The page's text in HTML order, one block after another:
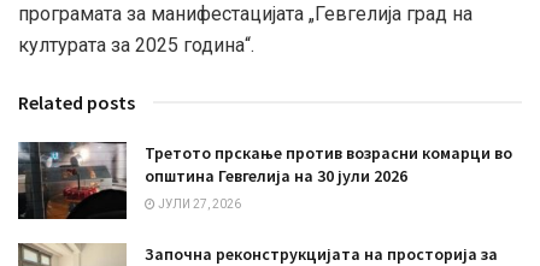
програмата за манифестацијата „Гевгелија град на
културата за 2025 година“.
Related posts
Третото прскање против возрасни комарци во
општина Гевгелија на 30 јули 2026
ЈУЛИ 27, 2026
Започна реконструкцијата на просторија за